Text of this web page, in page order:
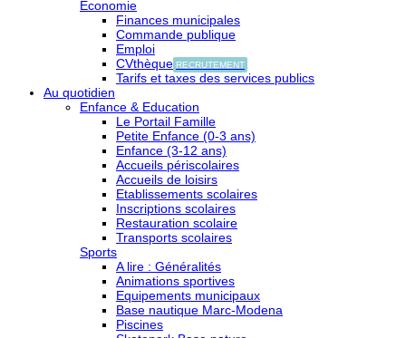
Economie
Finances municipales
Commande publique
Emploi
CVthèque RECRUTEMENT
Tarifs et taxes des services publics
Au quotidien
Enfance & Education
Le Portail Famille
Petite Enfance (0-3 ans)
Enfance (3-12 ans)
Accueils périscolaires
Accueils de loisirs
Etablissements scolaires
Inscriptions scolaires
Restauration scolaire
Transports scolaires
Sports
A lire : Généralités
Animations sportives
Equipements municipaux
Base nautique Marc-Modena
Piscines